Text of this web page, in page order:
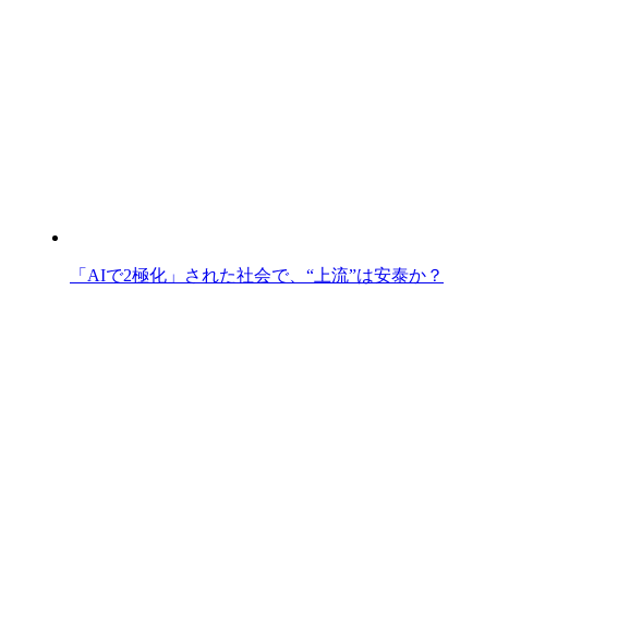
「AIで2極化」された社会で、“上流”は安泰か？